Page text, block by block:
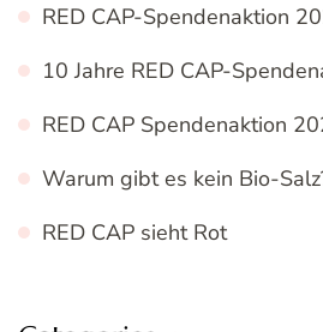
RED CAP-Spendenaktion
10 Jahre RED CAP-
RED CAP Spendenaktion
Warum gibt es kein Bio-
RED CAP sieht Rot